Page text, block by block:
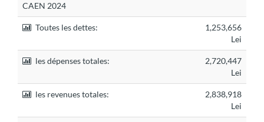
CAEN 2024
Toutes les dettes:
1,253,656
Lei
les dépenses totales:
2,720,447
Lei
les revenues totales:
2,838,918
Lei